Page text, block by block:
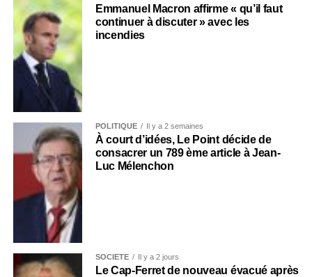
Emmanuel Macron affirme « qu’il faut
continuer à discuter » avec les
incendies
POLITIQUE Il y a 2 semaines
À court d’idées, Le Point décide de
consacrer un 789 ème article à Jean-
Luc Mélenchon
SOCIÉTÉ Il y a 2 jours
Le Cap-Ferret de nouveau évacué après